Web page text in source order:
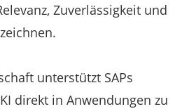
Zuverlässigkeit und
unterstützt SAPs
direkt in Anwendungen zu